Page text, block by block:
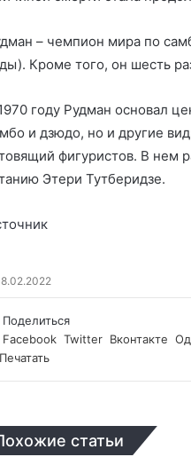
– чемпион мира по
Кроме того, он шесть
году Рудман основал
и дзюдо, но и другие
фигуристов. В нем
Этери Тутберидзе.
Поделиться
Facebook Twitter Вконтакте
Печатать
статьи